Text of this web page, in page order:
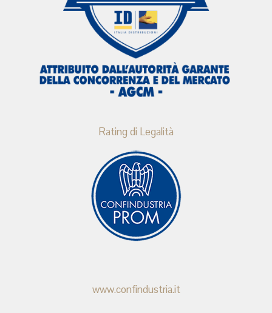
Rating di Legalità
www.confindustria.it